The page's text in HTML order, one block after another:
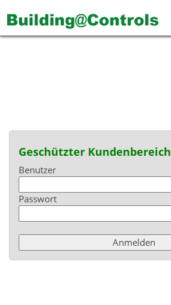
Geschützter Kundenbereich
Benutzer
Passwort